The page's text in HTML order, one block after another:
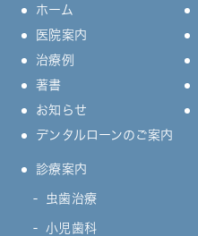
ホーム
医院案内
治療例
著書
お知らせ
デンタルローンのご案内
診療案内
虫歯治療
小児歯科